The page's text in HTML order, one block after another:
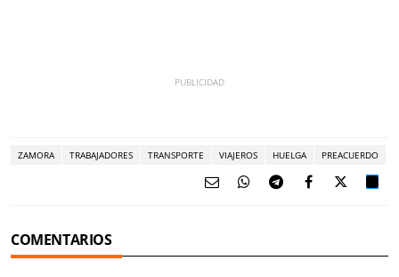
ZAMORA TRABAJADORES TRANSPORTE VIAJEROS HUELGA PREACUERDO
COMENTARIOS